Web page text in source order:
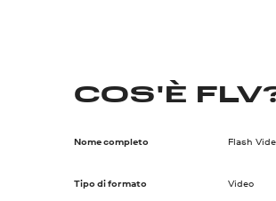
COS'È
Nome completo Flash
Tipo di formato Video